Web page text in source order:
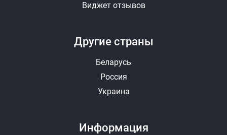
Другие страны
Беларусь
Россия
Украина
Виджет отзывов
Информация